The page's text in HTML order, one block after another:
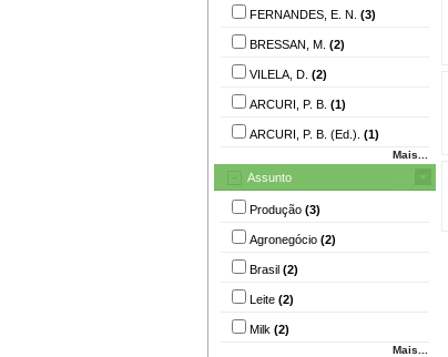
FERNANDES, E. N. (3)
BRESSAN, M. (2)
VILELA, D. (2)
ARCURI, P. B. (1)
ARCURI, P. B. (Ed.). (1)
Mais...
Assunto
Produção (3)
Agronegócio (2)
Brasil (2)
Leite (2)
Milk (2)
Mais...